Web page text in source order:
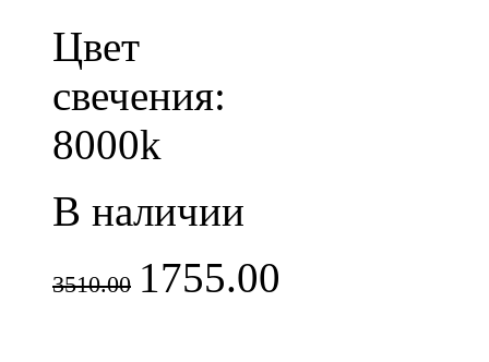
Цвет
свечения:
8000k
В наличии
3510.00 1755.00